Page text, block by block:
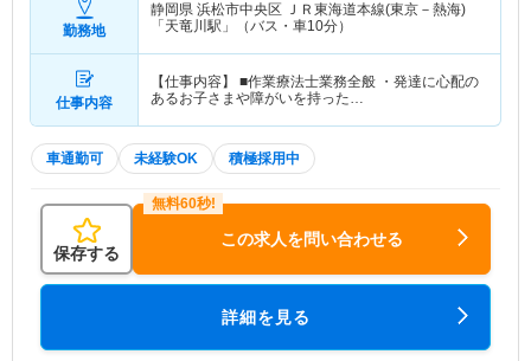
勤務地
静岡県 浜松市中央区 ＪＲ東海道本線(東京－熱海)
「天竜川駅」（バス・車10分）
仕事内容
【仕事内容】 ■作業療法士業務全般 ・発達に心配の
あるお子さまや障がいを持った…
車通勤可 未経験OK 積極採用中
保存する
この求人を問い合わせる
詳細を見る